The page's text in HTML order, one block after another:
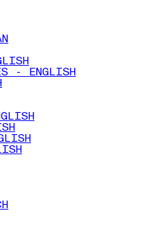
- ENGLISH